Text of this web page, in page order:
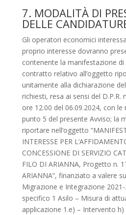
7. MODALITÀ DI
DELLE
Gli operatori economici
proprio interesse dovranno
contenente la manifestazione
contratto relativo all’oggetto
unitamente alla dichiarazione
richiesti, resa ai sensi del D.P.R.
ore 12.00 del 06.09.2024, con
punto 5 del presente Avviso; la
riportare nell’oggetto
INTERESSE PER
CONCESSIONE DI SERVIZIO
FILO DI ARIANNA, Progetto n.
ARIANNA”, finanziato a valere
Migrazione e Integrazione
specifico 1 Asilo – Misura di
applicazione 1.e) – Intervento